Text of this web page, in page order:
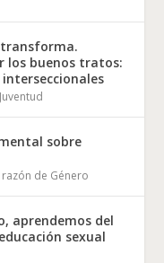
transforma.
los buenos tratos:
Juventud
sobre
de Género
aprendemos del
sexual